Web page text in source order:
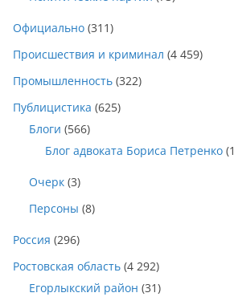
Официально (311)
Происшествия и криминал (4 459)
Промышленность (322)
Публицистика (625)
Блоги (566)
Блог адвоката Бориса Петренко
Очерк (3)
Персоны (8)
Россия (296)
Ростовская область (4 292)
Егорлыкский район (31)